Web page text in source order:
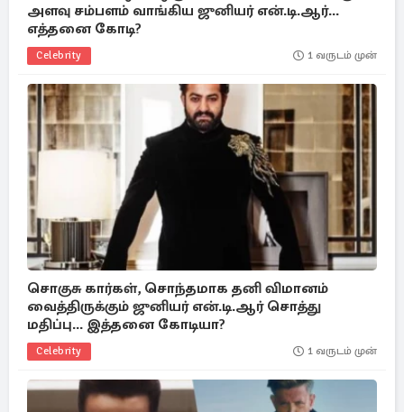
அளவு சம்பளம் வாங்கிய ஜுனியர் என்.டி.ஆர்...
எத்தனை கோடி?
Celebrity 1 வருடம் முன்
சொகுசு கார்கள், சொந்தமாக தனி விமானம்
வைத்திருக்கும் ஜுனியர் என்.டி.ஆர் சொத்து
மதிப்பு... இத்தனை கோடியா?
Celebrity 1 வருடம் முன்